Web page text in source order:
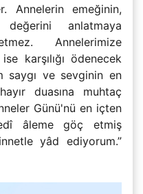
Annelerin emeğinin,
anlatmaya
Annelerimize
karşılığı ödenecek
ve sevginin en
duasına muhtaç
Günü'nü en içten
âleme göç etmiş
yâd ediyorum.”